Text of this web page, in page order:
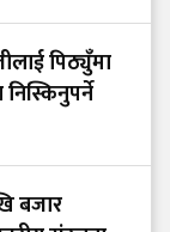
पिठ्युँमा
बजार